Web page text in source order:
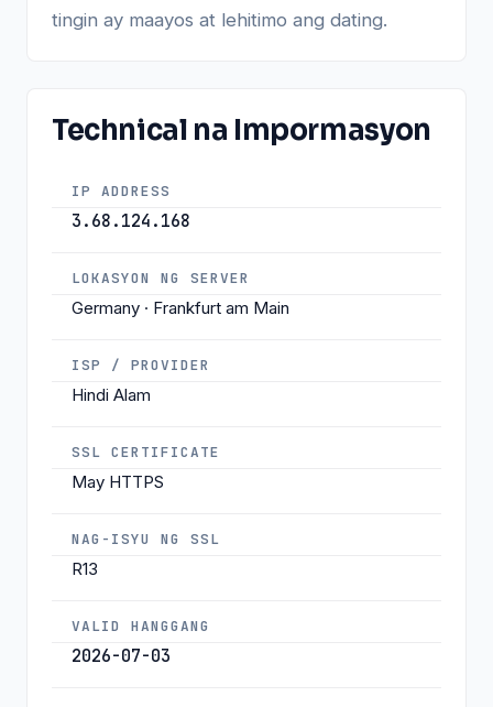
tingin ay maayos at lehitimo ang dating.
Technical na Impormasyon
IP ADDRESS
3.68.124.168
LOKASYON NG SERVER
Germany · Frankfurt am Main
ISP / PROVIDER
Hindi Alam
SSL CERTIFICATE
May HTTPS
NAG-ISYU NG SSL
R13
VALID HANGGANG
2026-07-03